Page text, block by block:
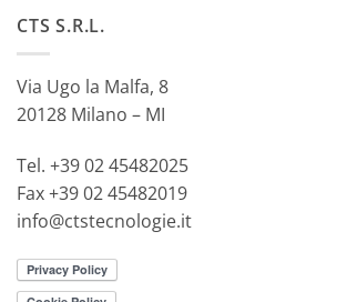
CTS S.R.L.
Via Ugo la Malfa, 8
20128 Milano – MI
Tel. +39 02 45482025
Fax +39 02 45482019
info@ctstecnologie.it